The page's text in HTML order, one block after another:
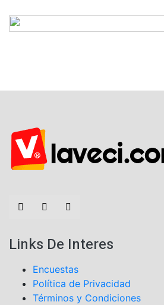
Links De Interes
Encuestas
Política de Privacidad
Términos y Condiciones